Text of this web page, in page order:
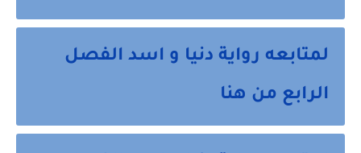
لمتابعه رواية دنيا و اسد الفصل
الرابع من هنا